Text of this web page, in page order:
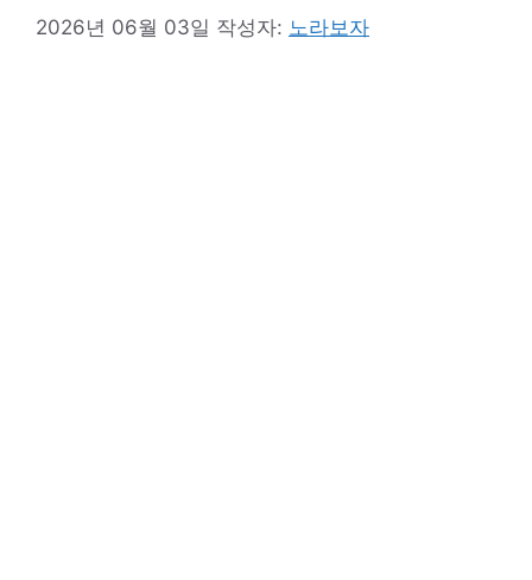
2026년 06월 03일 작성자: 노라보자